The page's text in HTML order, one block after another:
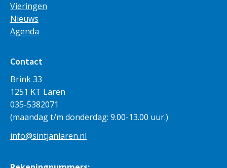
Vieringen
Nieuws
Agenda
Contact
Brink 33
1251 KT Laren
035-5382071
(maandag t/m donderdag: 9.00-13.00 uur.)
info@sintjanlaren.nl